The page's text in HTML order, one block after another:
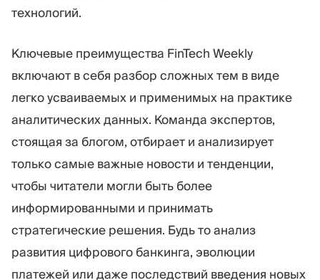
технологий.
Ключевые преимущества FinTech Weekly
включают в себя разбор сложных тем в виде
легко усваиваемых и применимых на практике
аналитических данных. Команда экспертов,
стоящая за блогом, отбирает и анализирует
только самые важные новости и тенденции,
чтобы читатели могли быть более
информированными и принимать
стратегические решения. Будь то анализ
развития цифрового банкинга, эволюции
платежей или даже последствий введения новых